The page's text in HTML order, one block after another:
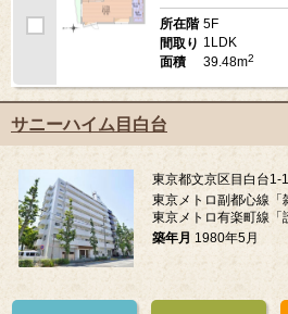
所在階 5F
間取り 1LDK
面積
39.48m2
サニーハイム目白台
東京都文京区目白台1-
東京メトロ副都心線「
東京メトロ有楽町線「
築年月 1980年5月